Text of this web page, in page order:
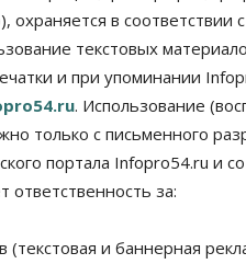
в соответствии с
текстовых
и при упоминании
. Использование
только с письменного
портала Infopro54.ru и
ответственность за:
и баннерная